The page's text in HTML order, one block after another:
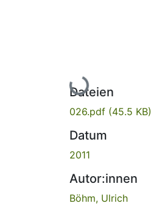
Lade...
Dateien
026.pdf (45.5 KB)
Datum
2011
Autor:innen
Böhm, Ulrich